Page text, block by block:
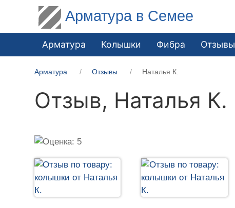
Арматура в Семее
Арматура Колышки Фибра Отзывы
Арматура Отзывы Наталья К.
Отзыв, Наталья К.